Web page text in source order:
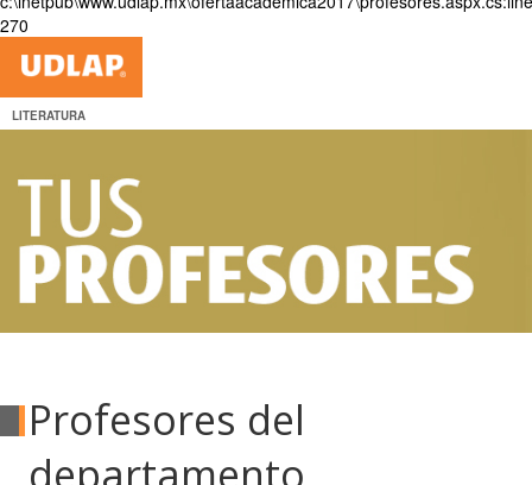
270
LITERATURA
Profesores del
departamento